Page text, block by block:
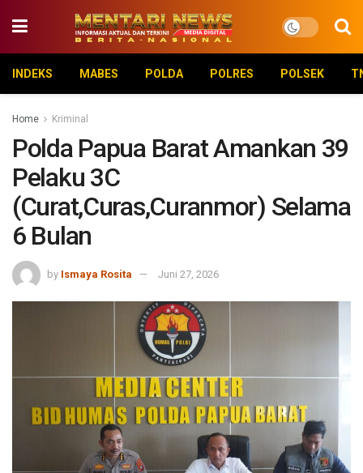
INDEKS MABES POLDA POLRES POLSEK
Home Kriminal
Polda Papua Barat Amankan 39
Pelaku 3C
(Curat,Curas,Curanmor) Selama
6 Bulan
by Ismaya Rosita Juni 27, 2026